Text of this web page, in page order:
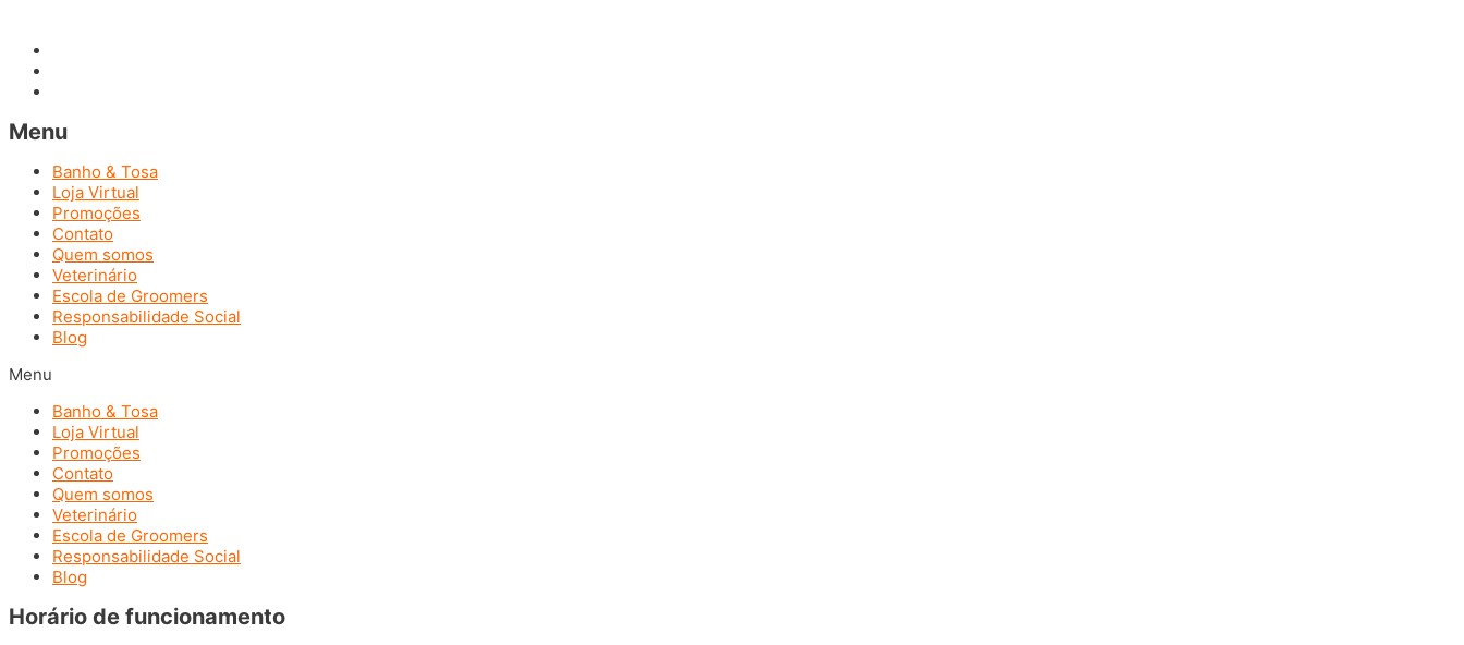
Menu
Banho & Tosa
Loja Virtual
Promoções
Contato
Quem somos
Veterinário
Escola de Groomers
Responsabilidade Social
Blog
Menu
Banho & Tosa
Loja Virtual
Promoções
Contato
Quem somos
Veterinário
Escola de Groomers
Responsabilidade Social
Blog
Horário de funcionamento